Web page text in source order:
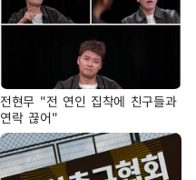
전현무 "전 연인 집착에 친구들과
연락 끊어"